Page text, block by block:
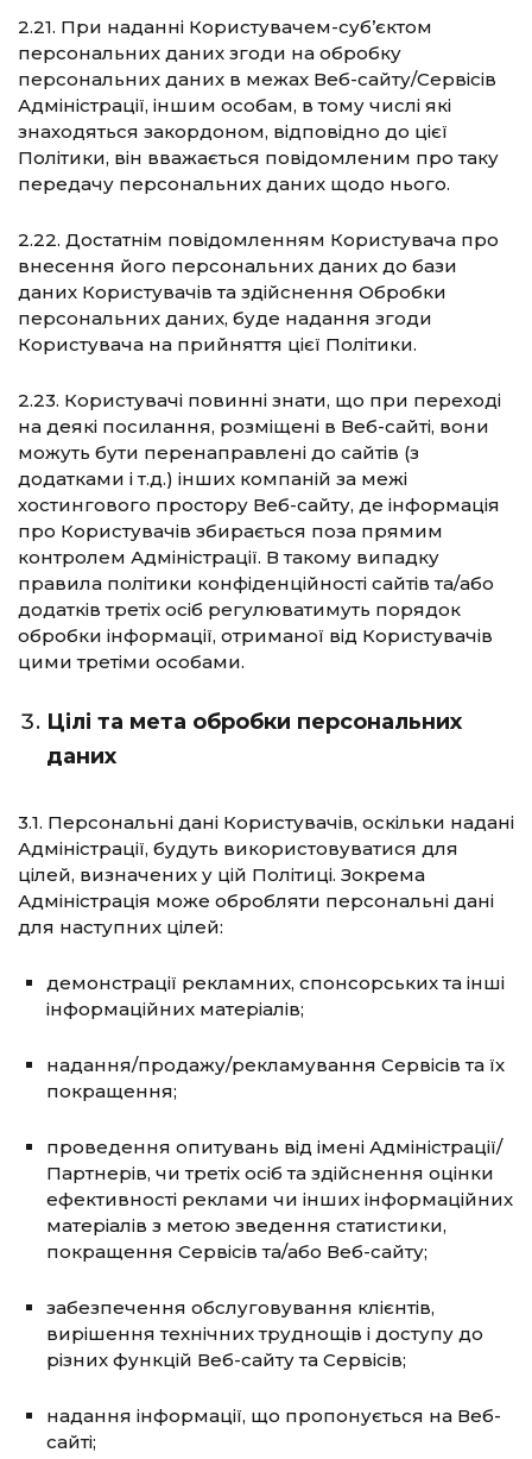
2.21. При наданні Користувачем-суб’єктом
персональних даних згоди на обробку
персональних даних в межах Веб-сайту/Сервісів
Адміністрації, іншим особам, в тому числі які
знаходяться закордоном, відповідно до цієї
Політики, він вважається повідомленим про таку
передачу персональних даних щодо нього.
2.22. Достатнім повідомленням Користувача про
внесення його персональних даних до бази
даних Користувачів та здійснення Обробки
персональних даних, буде надання згоди
Користувача на прийняття цієї Політики.
2.23. Користувачі повинні знати, що при переході
на деякі посилання, розміщені в Веб-сайті, вони
можуть бути перенаправлені до сайтів (з
додатками і т.д.) інших компаній за межі
хостингового простору Веб-сайту, де інформація
про Користувачів збирається поза прямим
контролем Адміністрації. В такому випадку
правила політики конфіденційності сайтів та/або
додатків третіх осіб регулюватимуть порядок
обробки інформації, отриманої від Користувачів
цими третіми особами.
Цілі та мета обробки персональних
даних
3.1. Персональні дані Користувачів, оскільки надані
Адміністрації, будуть використовуватися для
цілей, визначених у цій Політиці. Зокрема
Адміністрація може обробляти персональні дані
для наступних цілей:
демонстрації рекламних, спонсорських та інші
інформаційних матеріалів;
надання/продажу/рекламування Сервісів та їх
покращення;
проведення опитувань від імені Адміністрації/
Партнерів, чи третіх осіб та здійснення оцінки
ефективності реклами чи інших інформаційних
матеріалів з метою зведення статистики,
покращення Сервісів та/або Веб-сайту;
забезпечення обслуговування клієнтів,
вирішення технічних труднощів і доступу до
різних функцій Веб-сайту та Сервісів;
надання інформації, що пропонується на Веб-
сайті;